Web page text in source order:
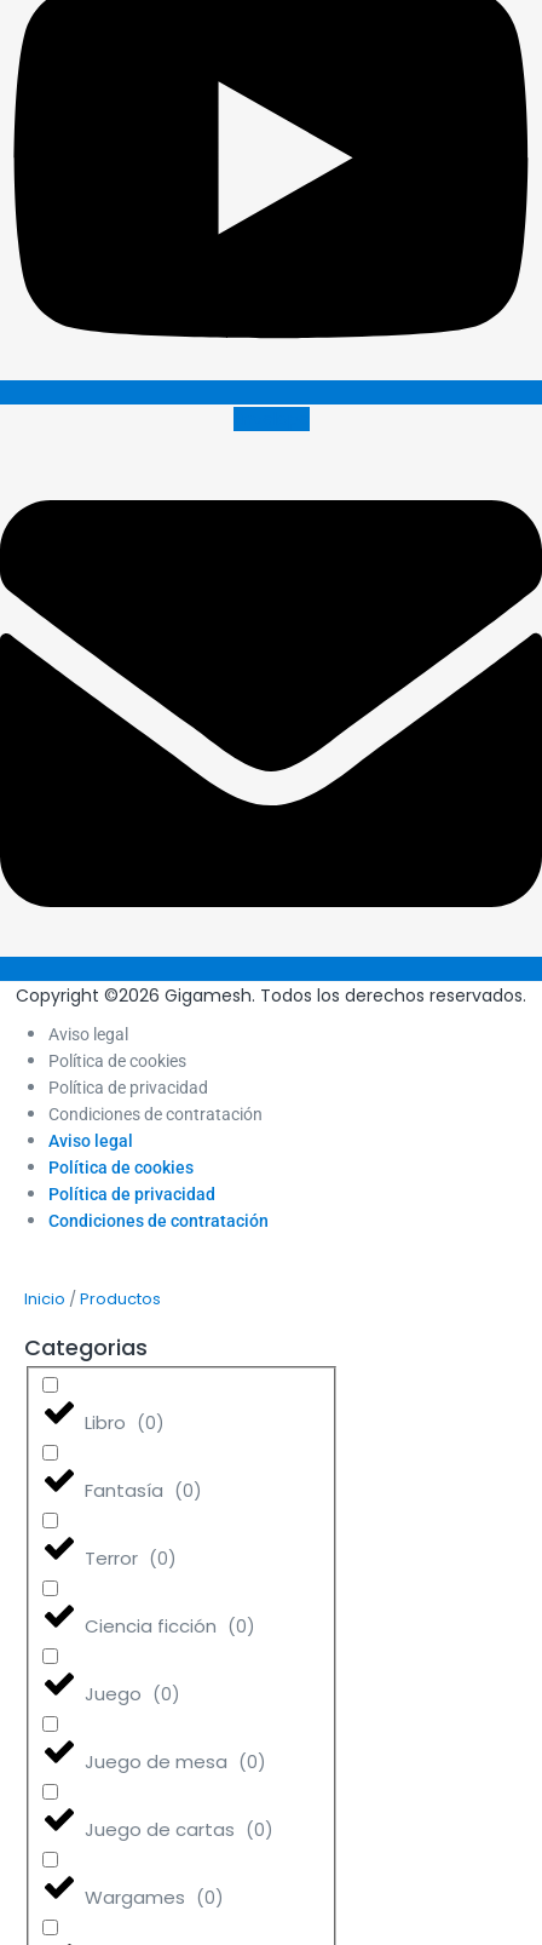
Copyright ©2026 Gigamesh. Todos los derechos reservados.
Aviso legal
Política de cookies
Política de privacidad
Condiciones de contratación
Aviso legal
Política de cookies
Política de privacidad
Condiciones de contratación
Inicio /Productos
Categorias
Libro (0)
Fantasía (0)
Terror (0)
Ciencia ficción (0)
Juego (0)
Juego de mesa (0)
Juego de cartas (0)
Wargames (0)